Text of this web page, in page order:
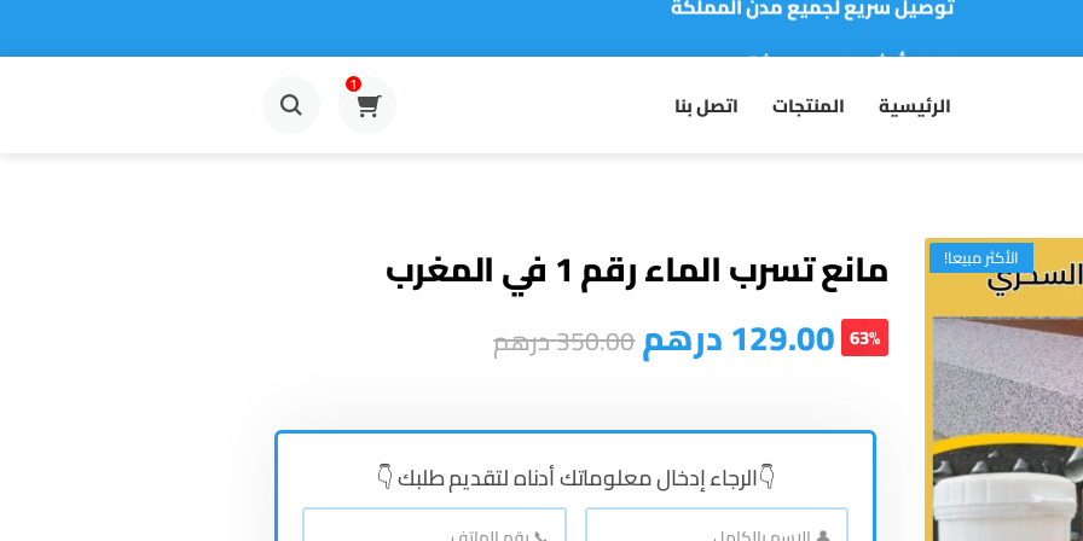
نفخر بأكثر من 5000 مشتري سعيد
الرئيسية المنتجات اتصل بنا
1
الأكثر مبيعا!
مانع تسرب الماء رقم 1 في المغرب
129.00درهم350.00درهم 63%
👇الرجاء إدخال معلوماتك أدناه لتقديم طلبك 👇
👤
📞